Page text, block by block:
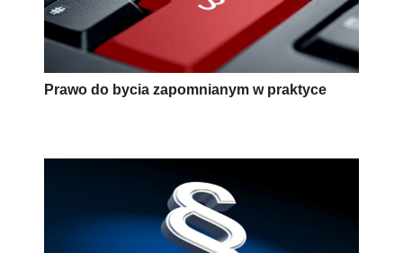
Prawo do bycia zapomnianym w praktyce